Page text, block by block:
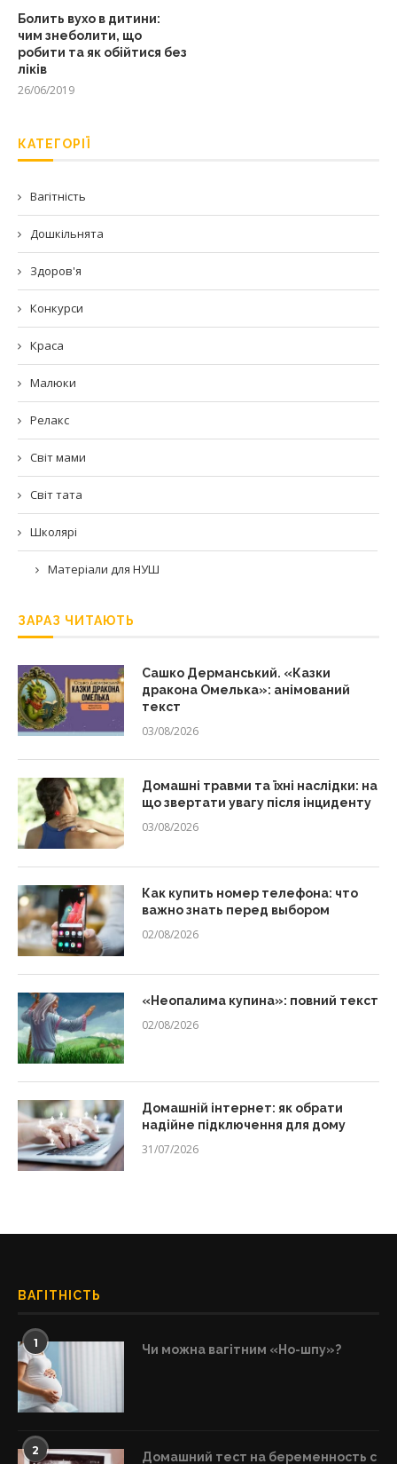
Болить вухо в дитини:
чим знеболити, що
робити та як обійтися без
ліків
26/06/2019
КАТЕГОРІЇ
Вагітність
Дошкільнята
Здоров'я
Конкурси
Краса
Малюки
Релакс
Світ мами
Світ тата
Школярі
Матеріали для НУШ
ЗАРАЗ ЧИТАЮТЬ
Сашко Дерманський. «Казки
дракона Омелька»: анімований
текст
03/08/2026
Домашні травми та їхні наслідки: на
що звертати увагу після інциденту
03/08/2026
Как купить номер телефона: что
важно знать перед выбором
02/08/2026
«Неопалима купина»: повний текст
02/08/2026
Домашній інтернет: як обрати
надійне підключення для дому
31/07/2026
ВАГІТНІСТЬ
1 Чи можна вагітним «Но-шпу»?
2
Домашний тест на беременность с